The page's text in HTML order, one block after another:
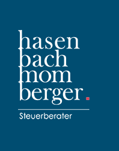
springen